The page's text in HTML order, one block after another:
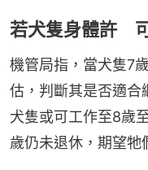
若犬隻身體許
機管局指，當犬隻7
估，判斷其是否適合
犬隻或可工作至8歲
歲仍未退休，期望牠